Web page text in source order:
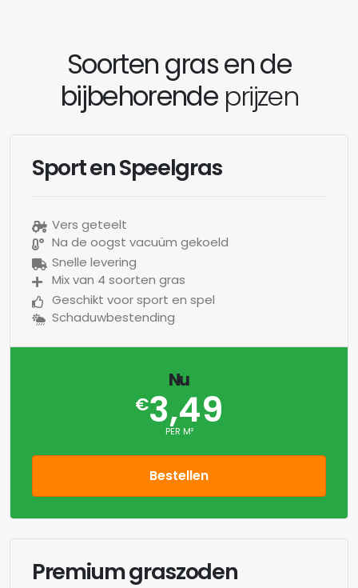
Soorten gras en de
bijbehorendeprijzen
Sport en Speelgras
Vers geteelt
Na de oogst vacuüm gekoeld
Snelle levering
Mix van 4 soorten gras
Geschikt voor sport en spel
Schaduwbestending
Nu
€3,49
PER M²
Bestellen
Premium graszoden